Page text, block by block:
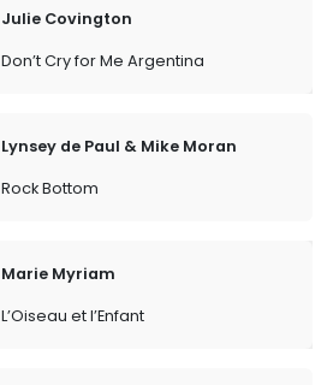
Julie Covington
Don’t Cry for Me Argentina
Lynsey de Paul & Mike Moran
Rock Bottom
Marie Myriam
L’Oiseau et l’Enfant